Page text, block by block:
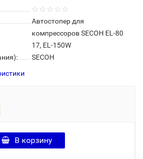
Автостопер для
компрессоров SECOH EL-80
17, EL-150W
SECOH
В корзину